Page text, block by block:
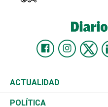
ACTUALIDAD
Nacional
POLÍTICA